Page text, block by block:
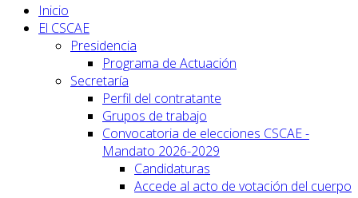
Inicio
El CSCAE
Presidencia
Programa de Actuación
Secretaría
Perfil del contratante
Grupos de trabajo
Convocatoria de elecciones CSCAE -
Mandato 2026-2029
Candidaturas
Accede al acto de votación del cuerpo